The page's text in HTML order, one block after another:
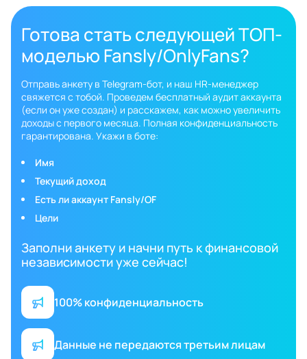
Готова стать следующей ТОП-
моделью Fansly/OnlyFans?
Отправь анкету в Telegram-бот, и наш HR-менеджер
свяжется с тобой. Проведем бесплатный аудит аккаунта
(если он уже создан) и расскажем, как можно увеличить
доходы с первого месяца. Полная конфиденциальность
гарантирована. Укажи в боте:
Имя
Текущий доход
Есть ли аккаунт Fansly/OF
Цели
Заполни анкету и начни путь к финансовой
независимости уже сейчас!
100% конфиденциальность
Данные не передаются третьим лицам